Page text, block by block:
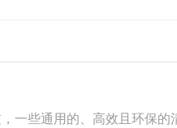
一些通用的、高效且环保